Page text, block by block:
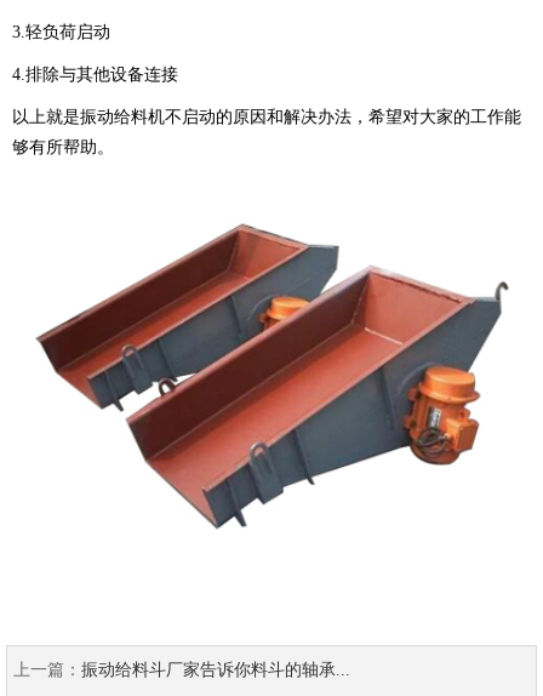
3.轻负荷启动
4.排除与其他设备连接
以上就是振动给料机不启动的原因和解决办法，希望对大家的工作能
够有所帮助。
上一篇： 振动给料斗厂家告诉你料斗的轴承...